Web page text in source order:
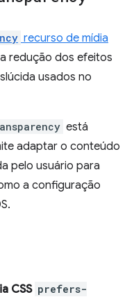
recurso de mídia
redução dos efeitos
usados no
está
adaptar o conteúdo
pelo usuário para
a configuração
CSS prefers-